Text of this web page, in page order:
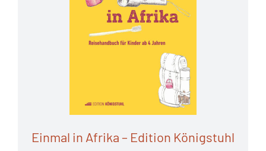
Einmal in Afrika – Edition Königstuhl